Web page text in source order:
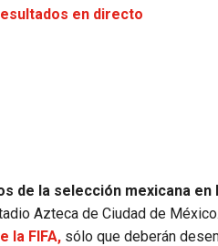
en directo
de la selección mexicana en
Azteca de Ciudad de
la FIFA, sólo que deberán